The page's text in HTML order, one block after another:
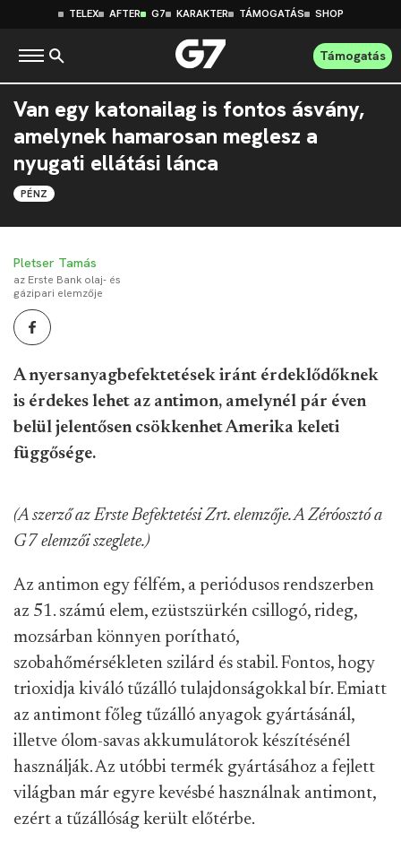
TELEX AFTER G7 KARAKTER TÁMOGATÁS SHOP
Támogatás
Van egy katonailag is fontos ásvány,
amelynek hamarosan meglesz a
nyugati ellátási lánca
PÉNZ
Pletser Tamás
az Erste Bank olaj- és
gázipari elemzője
A nyersanyagbefektetések iránt érdeklődőknek
is érdekes lehet az antimon, amelynél pár éven
belül jelentősen csökkenhet Amerika keleti
függősége.
(A szerző az Erste Befektetési Zrt. elemzője. A Zéróosztó a
G7 elemzői szeglete.)
Az antimon egy félfém, a periódusos rendszerben
az 51. számú elem, ezüstszürkén csillogó, rideg,
mozsárban könnyen porítható,
szobahőmérsékleten szilárd és stabil. Fontos, hogy
trioxidja kiváló tűzálló tulajdonságokkal bír. Emiatt
az antimont főleg tűzálló anyagok gyártásánál,
illetve ólom-savas akkumulátorok készítésénél
használják. Az utóbbi termék gyártásához a fejlett
világban már egyre kevésbé használnak antimont,
ezért a tűzállóság került előtérbe.